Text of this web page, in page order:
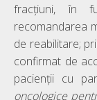
fracţiuni, în
recomandarea
de reabilitare;
confirmat de
pacienţii cu
oncologice